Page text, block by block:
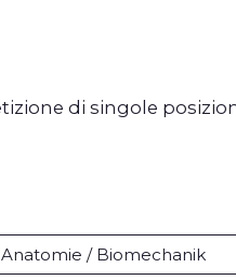
di singole
/ Biomechanik